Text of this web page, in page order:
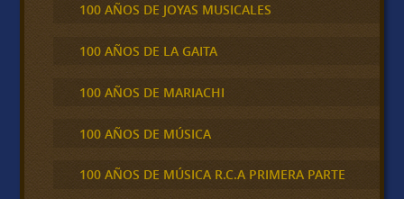
100 AÑOS DE JOYAS MUSICALES
100 AÑOS DE LA GAITA
100 AÑOS DE MARIACHI
100 AÑOS DE MÚSICA
100 AÑOS DE MÚSICA R.C.A PRIMERA PARTE